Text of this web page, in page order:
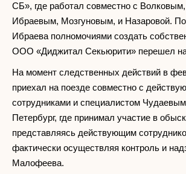
СБ», где работал совместно с
Ибраевым, Мозгуновым, и Назаровой.
Ибраева полномочиями создать
ООО «Диджитал Секьюрити» перешел на
На момент следственных действий в
приехал на поезде совместно с
сотрудниками и специалистом Чудаевым
Петербург, где принимал участие в
представляясь действующим
фактически осуществляя контроль и
Малофеева.